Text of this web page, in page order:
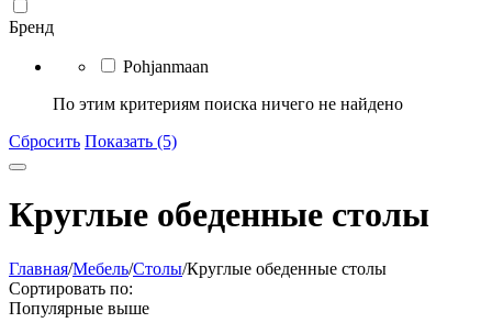
Бренд
Pohjanmaan
По этим критериям поиска ничего не найдено
Сбросить Показать (5)
Круглые обеденные столы
Главная/Мебель/Столы/Круглые обеденные столы
Сортировать по:
Популярные выше